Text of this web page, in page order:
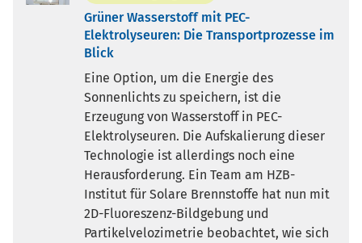
Grüner Wasserstoff mit PEC-
Elektrolyseuren: Die Transportprozesse im
Blick
Eine Option, um die Energie des
Sonnenlichts zu speichern, ist die
Erzeugung von Wasserstoff in PEC-
Elektrolyseuren. Die Aufskalierung dieser
Technologie ist allerdings noch eine
Herausforderung. Ein Team am HZB-
Institut für Solare Brennstoffe hat nun mit
2D-Fluoreszenz-Bildgebung und
Partikelvelozimetrie beobachtet, wie sich